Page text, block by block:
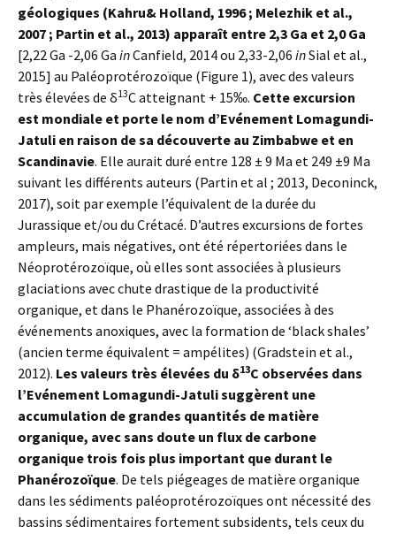
géologiques (Kahru& Holland, 1996 ; Melezhik et al.,
2007 ; Partin et al., 2013) apparaît entre 2,3 Ga et 2,0 Ga
[2,22 Ga -2,06 Ga inCanfield, 2014 ou 2,33-2,06 inSial et al.,
2015] au Paléoprotérozoïque (Figure 1), avec des valeurs
très élevées de δ13C atteignant + 15‰. Cette excursion
est mondiale et porte le nom d’Evénement Lomagundi-
Jatuli en raison de sa découverte au Zimbabwe et en
Scandinavie. Elle aurait duré entre 128 ± 9 Ma et 249 ±9 Ma
suivant les différents auteurs (Partin et al ; 2013, Deconinck,
2017), soit par exemple l’équivalent de la durée du
Jurassique et/ou du Crétacé. D’autres excursions de fortes
ampleurs, mais négatives, ont été répertoriées dans le
Néoprotérozoïque, où elles sont associées à plusieurs
glaciations avec chute drastique de la productivité
organique, et dans le Phanérozoïque, associées à des
événements anoxiques, avec la formation de ‘black shales’
(ancien terme équivalent = ampélites) (Gradstein et al.,
2012). Les valeurs très élevées du δ13C observées dans
l’Evénement Lomagundi-Jatuli suggèrent une
accumulation de grandes quantités de matière
organique, avec sans doute un flux de carbone
organique trois fois plus important que durant le
Phanérozoïque. De tels piégeages de matière organique
dans les sédiments paléoprotérozoïques ont nécessité des
bassins sédimentaires fortement subsidents, tels ceux du